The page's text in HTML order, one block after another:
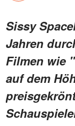
Sissy
Jahren
Filmen wie
auf dem